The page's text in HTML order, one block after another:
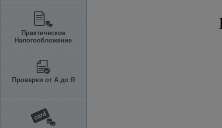
Практическое
Налогообложение
Проверки от А до Я